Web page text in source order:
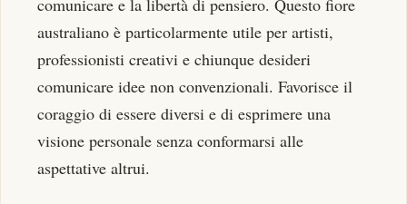
comunicare e la libertà di pensiero. Questo fiore
australiano è particolarmente utile per artisti,
professionisti creativi e chiunque desideri
comunicare idee non convenzionali. Favorisce il
coraggio di essere diversi e di esprimere una
visione personale senza conformarsi alle
aspettative altrui.